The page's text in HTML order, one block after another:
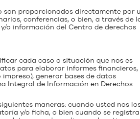
son proporcionados directamente por
conferencias, o bien, a través de
o información del Centro de derechos
cada caso o situación que nos es
para elaborar informes financieros,
generar bases de datos
Integral de Información en Derechos
maneras: cuando usted nos
y/o ficha, o bien cuando se registra